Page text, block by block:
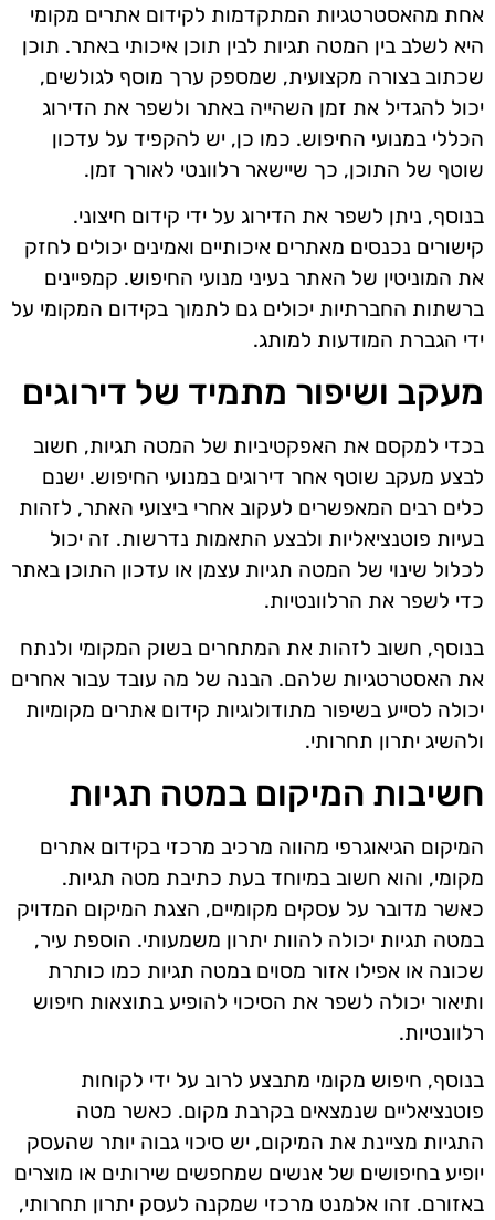
אחת מהאסטרטגיות המתקדמות לקידום אתרים מקומי
היא לשלב בין המטה תגיות לבין תוכן איכותי באתר. תוכן
שכתוב בצורה מקצועית, שמספק ערך מוסף לגולשים,
יכול להגדיל את זמן השהייה באתר ולשפר את הדירוג
הכללי במנועי החיפוש. כמו כן, יש להקפיד על עדכון
שוטף של התוכן, כך שיישאר רלוונטי לאורך זמן.
בנוסף, ניתן לשפר את הדירוג על ידי קידום חיצוני.
קישורים נכנסים מאתרים איכותיים ואמינים יכולים לחזק
את המוניטין של האתר בעיני מנועי החיפוש. קמפיינים
ברשתות החברתיות יכולים גם לתמוך בקידום המקומי על
ידי הגברת המודעות למותג.
מעקב ושיפור מתמיד של דירוגים
בכדי למקסם את האפקטיביות של המטה תגיות, חשוב
לבצע מעקב שוטף אחר דירוגים במנועי החיפוש. ישנם
כלים רבים המאפשרים לעקוב אחרי ביצועי האתר, לזהות
בעיות פוטנציאליות ולבצע התאמות נדרשות. זה יכול
לכלול שינוי של המטה תגיות עצמן או עדכון התוכן באתר
כדי לשפר את הרלוונטיות.
בנוסף, חשוב לזהות את המתחרים בשוק המקומי ולנתח
את האסטרטגיות שלהם. הבנה של מה עובד עבור אחרים
יכולה לסייע בשיפור מתודולוגיות קידום אתרים מקומיות
ולהשיג יתרון תחרותי.
חשיבות המיקום במטה תגיות
המיקום הגיאוגרפי מהווה מרכיב מרכזי בקידום אתרים
מקומי, והוא חשוב במיוחד בעת כתיבת מטה תגיות.
כאשר מדובר על עסקים מקומיים, הצגת המיקום המדויק
במטה תגיות יכולה להוות יתרון משמעותי. הוספת עיר,
שכונה או אפילו אזור מסוים במטה תגיות כמו כותרת
ותיאור יכולה לשפר את הסיכוי להופיע בתוצאות חיפוש
רלוונטיות.
בנוסף, חיפוש מקומי מתבצע לרוב על ידי לקוחות
פוטנציאליים שנמצאים בקרבת מקום. כאשר מטה
התגיות מציינת את המיקום, יש סיכוי גבוה יותר שהעסק
יופיע בחיפושים של אנשים שמחפשים שירותים או מוצרים
באזורם. זהו אלמנט מרכזי שמקנה לעסק יתרון תחרותי,